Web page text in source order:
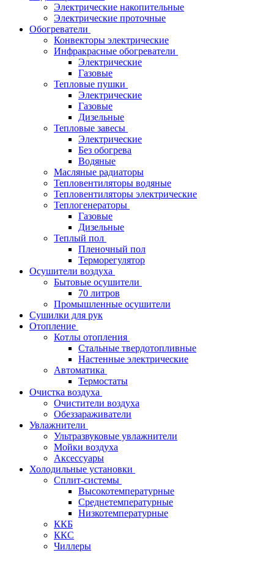
Электрические накопительные
Электрические проточные
Обогреватели
Конвекторы электрические
Инфракрасные обогреватели
Электрические
Газовые
Тепловые пушки
Электрические
Газовые
Дизельные
Тепловые завесы
Электрические
Без обогрева
Водяные
Масляные радиаторы
Тепловентиляторы водяные
Тепловентиляторы электрические
Теплогенераторы
Газовые
Дизельные
Теплый пол
Пленочный пол
Терморегулятор
Осушители воздуха
Бытовые осушители
70 литров
Промышленные осушители
Сушилки для рук
Отопление
Котлы отопления
Стальные твердотопливные
Настенные электрические
Автоматика
Термостаты
Очистка воздуха
Очистители воздуха
Обеззараживатели
Увлажнители
Ультразвуковые увлажнители
Мойки воздуха
Аксессуары
Холодильные установки
Сплит-системы
Высокотемпературные
Среднетемпературные
Низкотемпературные
ККБ
ККС
Чиллеры